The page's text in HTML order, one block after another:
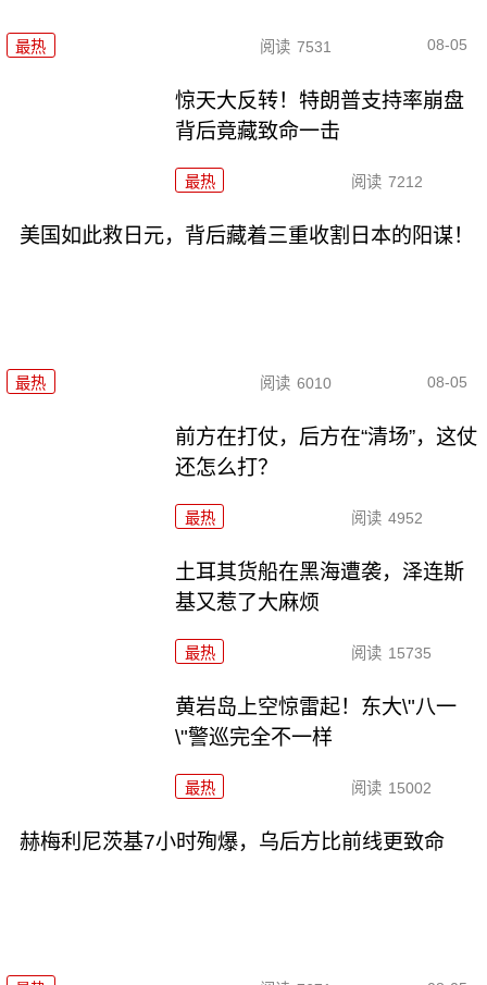
最热 阅读 7531 08-05
惊天大反转！特朗普支持率崩盘
背后竟藏致命一击
最热 阅读 7212
美国如此救日元，背后藏着三重收割日本的阳谋！
最热 阅读 6010 08-05
前方在打仗，后方在“清场”，这仗
还怎么打？
最热 阅读 4952
土耳其货船在黑海遭袭，泽连斯
基又惹了大麻烦
最热 阅读 15735
黄岩岛上空惊雷起！东大\"八一
\"警巡完全不一样
最热 阅读 15002
赫梅利尼茨基7小时殉爆，乌后方比前线更致命